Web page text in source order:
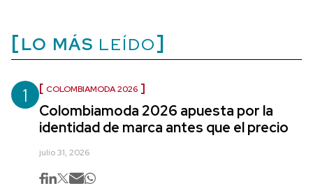
LO MÁS LEÍDO
1 COLOMBIAMODA 2026
Colombiamoda 2026 apuesta por la
identidad de marca antes que el precio
julio 31, 2026